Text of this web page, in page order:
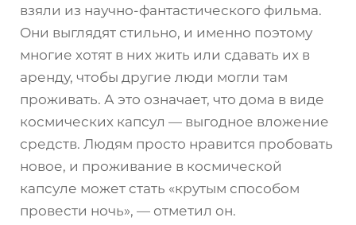
взяли из научно-фантастического фильма.
Они выглядят стильно, и именно поэтому
многие хотят в них жить или сдавать их в
аренду, чтобы другие люди могли там
проживать. А это означает, что дома в виде
космических капсул — выгодное вложение
средств. Людям просто нравится пробовать
новое, и проживание в космической
капсуле может стать «крутым способом
провести ночь», — отметил он.